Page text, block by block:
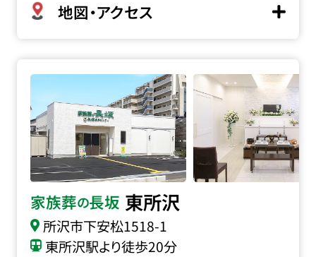
地図・アクセス
家族葬の長坂 東所沢
所沢市下安松1518-1
東所沢駅より徒歩20分
家族葬の長坂 東所沢の詳細へ